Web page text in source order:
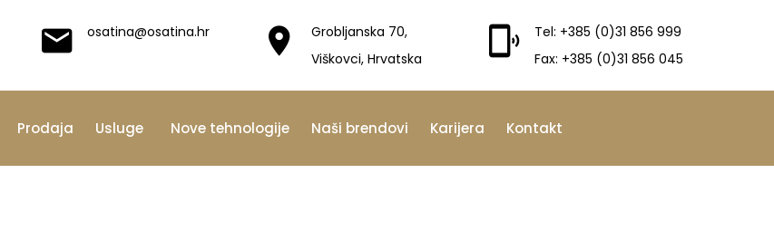
osatina@osatina.hr
Grobljanska 70,
Viškovci, Hrvatska
Tel: +385 (0)31 856 999
Fax: +385 (0)31 856 045
Prodaja Usluge Nove tehnologije Naši brendovi Karijera Kontakt